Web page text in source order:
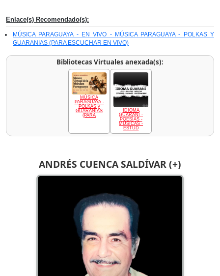
ANDRÉS CUENCA SALDÍVAR (+)
Enlace(s) Recomendado(s):
MÚSICA PARAGUAYA - EN VIVO - MÚSICA PARAGUAYA - POLKAS Y
GUARANIAS (PARA ESCUCHAR EN VIVO)
Bibliotecas Virtuales anexada(s):
MÚSICA
PARAGUAYA -
POLKAS y
GUARANIAS
(PARA
IDIOMA
GUARANÍ -
POESÍAS -
MÚSICAS -
ESTUD